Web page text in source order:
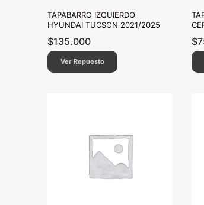
TAPABARRO IZQUIERDO
HYUNDAI TUCSON 2021/2025
$135.000
Ver Repuesto
$